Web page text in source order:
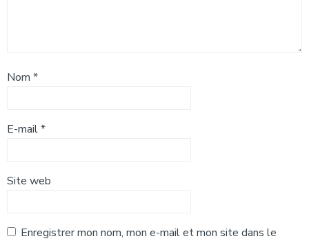
Nom *
E-mail*
Site web
Enregistrer mon nom, mon e-mail et mon site dans le